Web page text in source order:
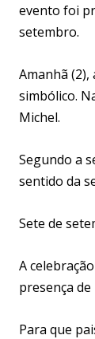
evento foi
setembro.
Amanhã (2),
simbólico.
Michel.
Segundo a
sentido da
Sete de
A
presença de
Para que